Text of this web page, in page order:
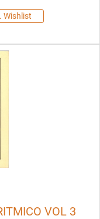
Wishlist
VOL 3